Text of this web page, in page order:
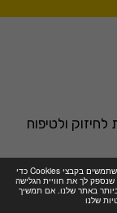
אנחנו משתמשים בקבצי Cookies כדי
לך את חוויית הגלישה
באתר שלנו. אם תמשיך
שלנו